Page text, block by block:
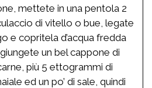
mettete in una pentola 2
di vitello o bue, legate
e copritela d’acqua fredda
un bel cappone di
più 5 ettogrammi di
ed un po’ di sale, quindi